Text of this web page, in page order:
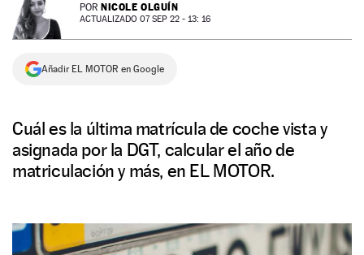
SERVICIOS
POR NICOLE OLGUÍN
ACTUALIZADO 07 SEP 22 - 13: 16
Añadir EL MOTOR en Google
Cuál es la última matrícula de coche vista y
asignada por la DGT, calcular el año de
matriculación y más, en EL MOTOR.